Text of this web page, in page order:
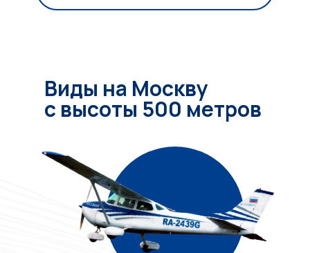
Виды на Москву
с высоты 500 метров